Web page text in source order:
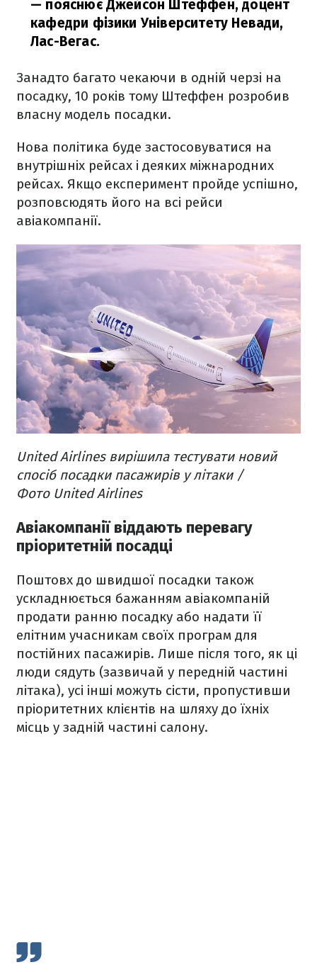
— пояснює Джейсон Штеффен, доцент
кафедри фізики Університету Невади,
Лас-Вегас.
Занадто багато чекаючи в одній черзі на
посадку, 10 років тому Штеффен розробив
власну модель посадки.
Нова політика буде застосовуватися на
внутрішніх рейсах і деяких міжнародних
рейсах. Якщо експеримент пройде успішно,
розповсюдять його на всі рейси
авіакомпанії.
United Airlines вирішила тестувати новий
спосіб посадки пасажирів у літаки /
Фото United Airlines
Авіакомпанії віддають перевагу
пріоритетній посадці
Поштовх до швидшої посадки також
ускладнюється бажанням авіакомпаній
продати ранню посадку або надати її
елітним учасникам своїх програм для
постійних пасажирів. Лише після того, як ці
люди сядуть (зазвичай у передній частині
літака), усі інші можуть сісти, пропустивши
пріоритетних клієнтів на шляху до їхніх
місць у задній частині салону.